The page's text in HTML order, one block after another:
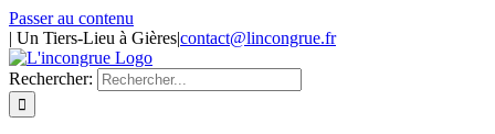
Passer au contenu
| Un Tiers-Lieu à Gières|contact@lincongrue.fr
Rechercher: